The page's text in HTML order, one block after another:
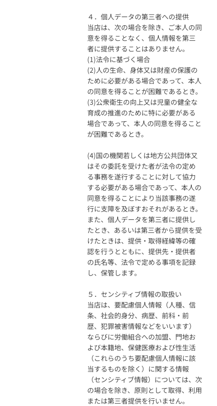
４．個人データの第三者への提供
当店は、次の場合を除き、ご本人の同
意を得ることなく、個人情報を第三
者に提供することはありません。
(1)法令に基づく場合
(2)人の生命、身体又は財産の保護の
ために必要がある場合であって、本人
の同意を得ることが困難であるとき。
(3)公衆衛生の向上又は児童の健全な
育成の推進のために特に必要がある
場合であって、本人の同意を得ること
が困難であるとき。
(4)国の機関若しくは地方公共団体又
はその委託を受けた者が法令の定め
る事務を遂行することに対して協力
する必要がある場合であって、本人の
同意を得ることにより当該事務の遂
行に支障を及ぼすおそれがあるとき。
また、個人データを第三者に提供し
たとき、あるいは第三者から提供を受
けたときは、提供・取得経緯等の確
認を行うとともに、提供先・提供者
の氏名等、法令で定める事項を記録
し、保管します。
５．センシティブ情報の取扱い
当店は、要配慮個人情報（人種、信
条、社会的身分、病歴、前科・前
歴、犯罪被害情報などをいいます）
ならびに労働組合への加盟、門地お
よび本籍地、保健医療および性生活
（これらのうち要配慮個人情報に該
当するものを除く）に関する情報
（センシティブ情報）については、次
の場合を除き、原則として取得、利用
または第三者提供を行いません。